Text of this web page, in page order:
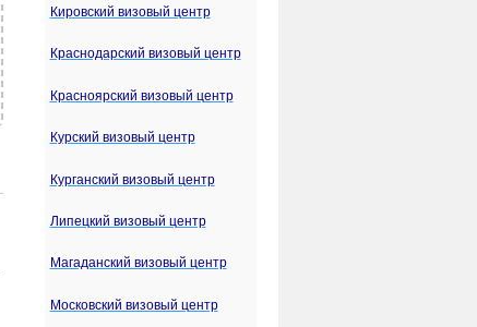
Кировский визовый центр
Краснодарский визовый центр
Красноярский визовый центр
Курский визовый центр
Курганский визовый центр
Липецкий визовый центр
Магаданский визовый центр
Московский визовый центр